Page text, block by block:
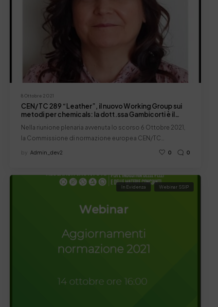
8 Ottobre 2021
CEN/TC 289 “Leather”, il nuovo Working Group sui
metodi per chemicals: la dott.ssa Gambicorti è il
Nella riunione plenaria avvenuta lo scorso 6 Ottobre 2021,
la Commissione di normazione europea CEN/TC…
by Admin_dev2 0 0
In Evidenza Webinar SSIP